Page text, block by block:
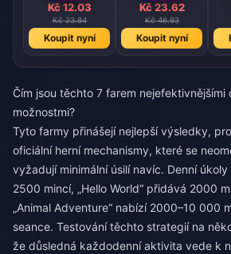
Kč 12.03
Kč 23.84
Koupit nyní
Kč 23.62
Kč 46.93
Koupit nyní
Čím jsou těchto 7 farem nejefektivnějšími
možnostmi?
Tyto farmy přinášejí nejlepší výsledky,
oficiální herní mechanismy, které se
vyžadují minimální úsilí navíc. Denní
2500 mincí, „Hello World“ přidává 2000
„Animal Adventure“ nabízí 2000–10 000
seance. Testování těchto strategií na
že důsledná každodenní aktivita vede k